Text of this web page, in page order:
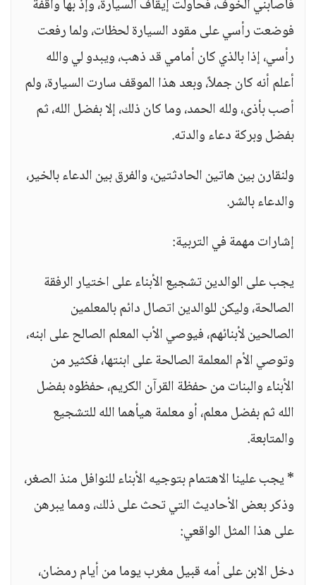
فأصابني الخوف، فحاولت إيقاف السيارة، وإذ بها واقفة
فوضعت رأسي على مقود السيارة لحظات، ولما رفعت
رأسي، إذا بالذي كان أمامي قد ذهب، ويبدو لي والله
أعلم أنه كان جملاً، وبعد هذا الموقف سارت السيارة، ولم
أصب بأذى، ولله الحمد، وما كان ذلك، إلا بفضل الله، ثم
بفضل وبركة دعاء والدته.
ولنقارن بين هاتين الحادثتين، والفرق بين الدعاء بالخير،
والدعاء بالشر.
إشارات مهمة في التربية:
يجب على الوالدين تشجيع الأبناء على اختيار الرفقة
الصالحة، وليكن للوالدين اتصال دائم بالمعلمين
الصالحين لأبنائهم، فيوصي الأب المعلم الصالح على ابنه،
وتوصي الأم المعلمة الصالحة على ابنتها، فكثير من
الأبناء والبنات من حفظة القرآن الكريم، حفظوه بفضل
الله ثم بفضل معلم، أو معلمة هيأهما الله للتشجيع
والمتابعة.
* يجب علينا الاهتمام بتوجيه الأبناء للنوافل منذ الصغر،
وذكر بعض الأحاديث التي تحث على ذلك، ومما يبرهن
على هذا المثل الواقعي:
دخل الابن على أمه قبيل مغرب يوما من أيام رمضان،